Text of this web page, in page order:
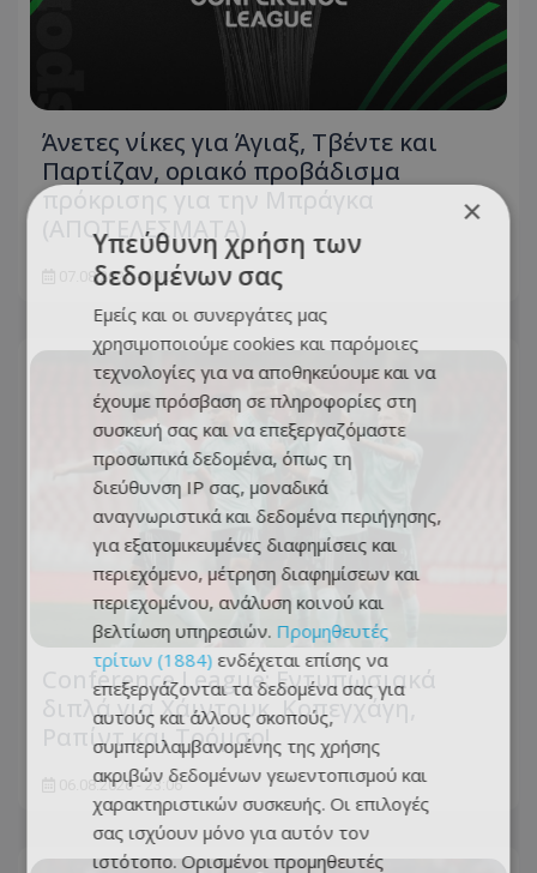
Άνετες νίκες για Άγιαξ, Τβέντε και
Παρτίζαν, οριακό προβάδισμα
πρόκρισης για την Μπράγκα
(ΑΠΟΤΕΛΕΣΜΑΤΑ)
07.08.2026 - 00:20
Conference League: Εντυπωσιακά
διπλά για Χάιντουκ, Κοπεγχάγη,
Ραπίντ και Τρόμσο!
06.08.2026 - 23:06
×
Υπεύθυνη χρήση των
δεδομένων σας
Εμείς και οι συνεργάτες μας
χρησιμοποιούμε cookies και παρόμοιες
τεχνολογίες για να αποθηκεύουμε και να
έχουμε πρόσβαση σε πληροφορίες στη
συσκευή σας και να επεξεργαζόμαστε
προσωπικά δεδομένα, όπως τη
διεύθυνση IP σας, μοναδικά
αναγνωριστικά και δεδομένα περιήγησης,
για εξατομικευμένες διαφημίσεις και
περιεχόμενο, μέτρηση διαφημίσεων και
περιεχομένου, ανάλυση κοινού και
βελτίωση υπηρεσιών. Προμηθευτές
τρίτων (1884) ενδέχεται επίσης να
επεξεργάζονται τα δεδομένα σας για
αυτούς και άλλους σκοπούς,
συμπεριλαμβανομένης της χρήσης
ακριβών δεδομένων γεωεντοπισμού και
χαρακτηριστικών συσκευής. Οι επιλογές
σας ισχύουν μόνο για αυτόν τον
ιστότοπο. Ορισμένοι προμηθευτές